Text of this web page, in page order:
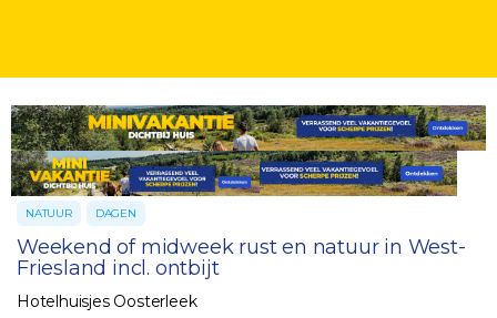
NATUUR DAGEN
Weekend of midweek rust en natuur in West-
Friesland incl. ontbijt
Hotelhuisjes Oosterleek